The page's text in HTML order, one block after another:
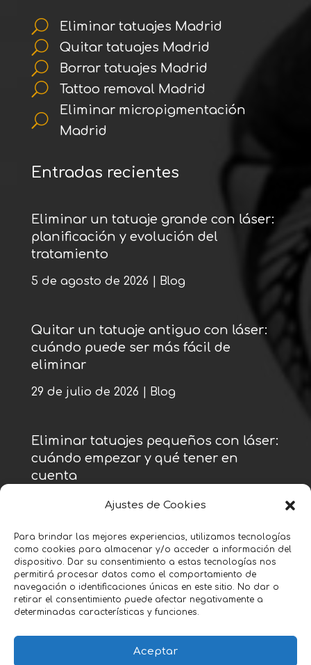
Ajustes de Cookies
Para brindar las mejores experiencias, utilizamos tecnologías
como cookies para almacenar y/o acceder a información del
dispositivo. Dar su consentimiento a estas tecnologías nos
permitirá procesar datos como el comportamiento de
navegación o identificaciones únicas en este sitio. No dar o
retirar el consentimiento puede afectar negativamente a
determinadas características y funciones.
Aceptar
U Eliminar tatuajes Madrid
U Quitar tatuajes Madrid
U Borrar tatuajes Madrid
U Tattoo removal Madrid
U
Eliminar micropigmentación
Madrid
Entradas recientes
Eliminar un tatuaje grande con láser:
planificación y evolución del
tratamiento
5 de agosto de 2026 Blog
Quitar un tatuaje antiguo con láser:
cuándo puede ser más fácil de
eliminar
29 de julio de 2026 Blog
Eliminar tatuajes pequeños con láser:
cuándo empezar y qué tener en
cuenta
22 de julio de 2026|Blog
« Entradas más antiguas